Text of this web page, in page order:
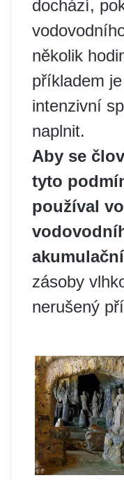
dochází,
několik
příkladem
intenzivní
naplnit.
Aby se
tyto
používal
zásoby
nerušený